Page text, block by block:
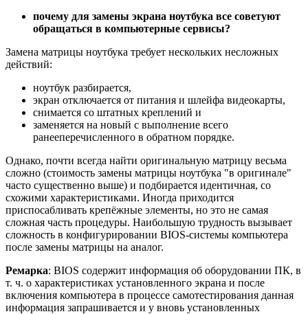
почему для замены экрана ноутбука все советуют
обращаться в компьютерные сервисы?
Замена матрицы ноутбука требует нескольких несложных
действий:
ноутбук разбирается,
экран отключается от питания и шлейфа видеокарты,
снимается со штатных креплений и
заменяется на новый с выполнение всего
ранееперечисленного в обратном порядке.
Однако, почти всегда найти оригинальную матрицу весьма
сложно (стоимость замены матрицы ноутбука "в оригинале"
часто существенно выше) и подбирается идентичная, со
схожими характеристиками. Иногда приходится
приспосабливать крепёжные элементы, но это не самая
сложная часть процедуры. Наибольшую трудность вызывает
сложность в конфигурировании ВIOS-системы компьютера
после замены матрицы на аналог.
Ремарка: ВIOS содержит информация об оборудовании ПК, в
т. ч. о характеристиках установленного экрана и после
включения компьютера в процессе самотестирования данная
информация запрашивается и у вновь установленных